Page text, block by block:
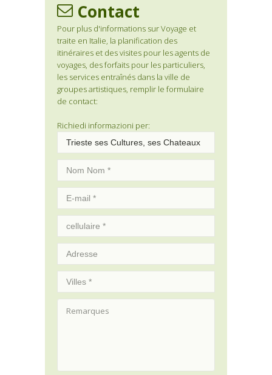
Contact
Pour plus d'informations sur Voyage et
traite en Italie, la planification des
itinéraires et des visites pour les agents de
voyages, des forfaits pour les particuliers,
les services entraînés dans la ville de
groupes artistiques, remplir le formulaire
de contact:
Richiedi informazioni per: